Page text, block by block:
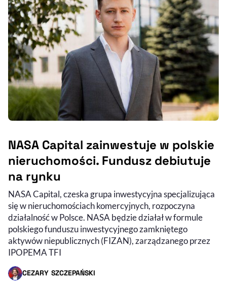
NASA Capital zainwestuje w polskie
nieruchomości. Fundusz debiutuje
na rynku
NASA Capital, czeska grupa inwestycyjna specjalizująca
się w nieruchomościach komercyjnych, rozpoczyna
działalność w Polsce. NASA będzie działał w formule
polskiego funduszu inwestycyjnego zamkniętego
aktywów niepublicznych (FIZAN), zarządzanego przez
IPOPEMA TFI
CEZARY SZCZEPAŃSKI
- AUTOR ARTYKUŁU - PROFIL